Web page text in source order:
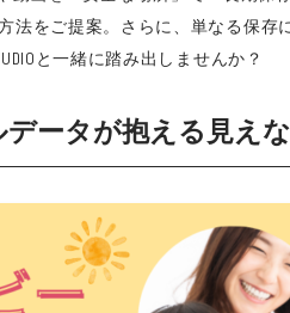
法をご提案。さらに、単なる保存
と一緒に踏み出しませんか？
ータが抱える見え